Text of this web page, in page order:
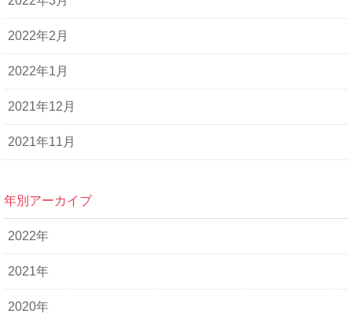
2022年2月
2022年1月
2021年12月
2021年11月
年別アーカイブ
2022年
2021年
2020年